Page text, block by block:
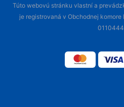
Túto webovú stránku vlastní a
je registrovaná v Obchodnej